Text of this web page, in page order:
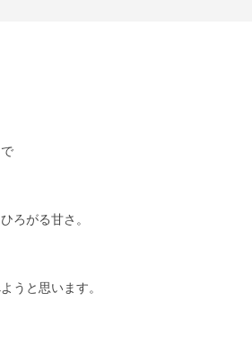
ろがる甘さ。
うと思います。